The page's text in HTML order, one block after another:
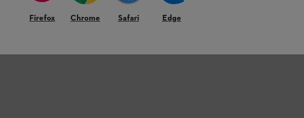
Firefox Chrome Safari Edge